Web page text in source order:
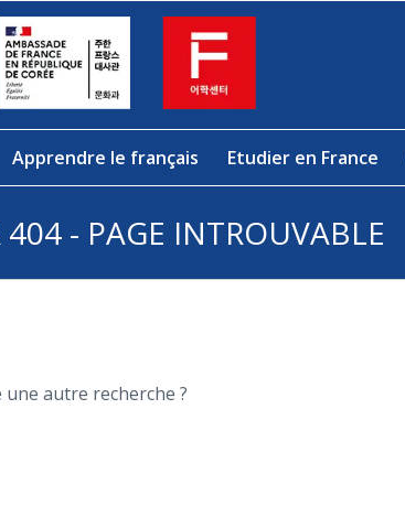
Apprendre le français Etudier en France
404 - PAGE INTROUVABLE
une autre recherche ?